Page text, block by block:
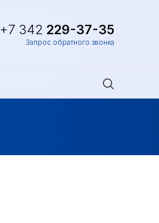
+7 342 229-37-35
Запрос обратного звонка